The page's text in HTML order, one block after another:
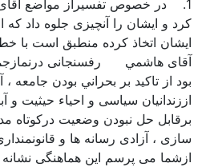
1. در خصوص تفسیراز مواضع آقای
کرد و ایشان را آنچیزی جلوه داد
آقای هاشمي رفسنجانی
بود از تاكيد بر بحراني بودن جامعه
اززندانیان سیاسی و احیاء حیثیت و
برقابل حل نبودن وضعیت درکوتاه
سازی ، آزادی رسانه ها و
ازشما می پرسم این هماهنگی